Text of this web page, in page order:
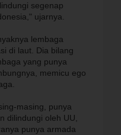
segenap
ujarnya.
lembaga
di laut. Dia bilang
yang punya
memicu ego
masing, punya
dilindungi oleh UU,
punya armada